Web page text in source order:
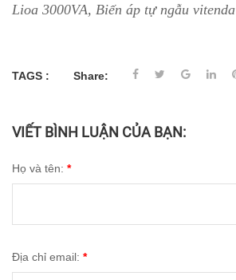
Lioa 3000VA, Biến áp tự ngẫu vitenda
TAGS : Share:
VIẾT BÌNH LUẬN CỦA BẠN:
Họ và tên: *
Địa chỉ email: *